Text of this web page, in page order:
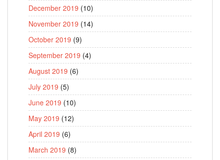
December 2019 (10)
November 2019 (14)
October 2019 (9)
September 2019 (4)
August 2019 (6)
July 2019 (5)
June 2019 (10)
May 2019 (12)
April 2019 (6)
March 2019 (8)